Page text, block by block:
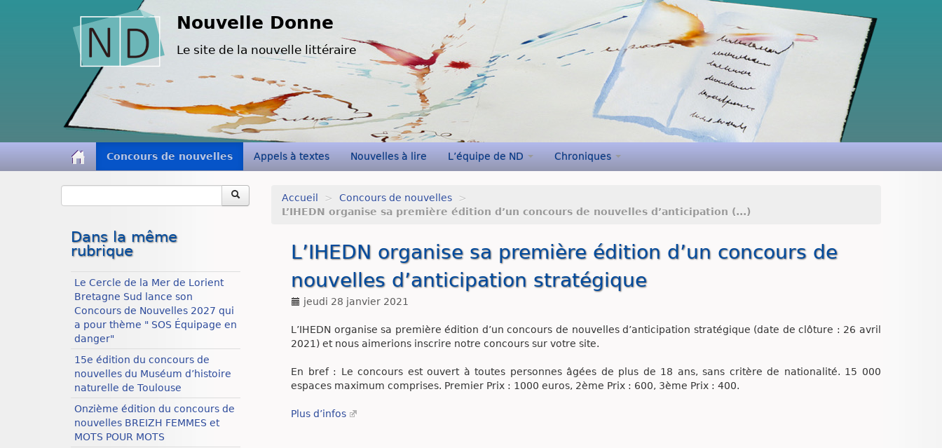
Nouvelle Donne
Le site de la nouvelle littéraire
Concours de nouvelles Appels à textes Nouvelles à lire L’équipe de ND Chroniques
Accueil > Concours de nouvelles
>
L’IHEDN organise sa première édition d’un concours de nouvelles d’anticipation (...)
L’IHEDN organise sa première édition d’un concours de
nouvelles d’anticipation stratégique
jeudi 28 janvier 2021
L’IHEDN organise sa première édition d’un concours de nouvelles d’anticipation stratégique (date de clôture : 26 avril
2021) et nous aimerions inscrire notre concours sur votre site.
En bref : Le concours est ouvert à toutes personnes âgées de plus de 18 ans, sans critère de nationalité. 15 000
espaces maximum comprises. Premier Prix : 1000 euros, 2ème Prix : 600, 3ème Prix : 400.
Plus d’infos
Dans la même
rubrique
Le Cercle de la Mer de Lorient
Bretagne Sud lance son
Concours de Nouvelles 2027 qui
a pour thème " SOS Équipage en
danger"
15e édition du concours de
nouvelles du Muséum d’histoire
naturelle de Toulouse
Onzième édition du concours de
nouvelles BREIZH FEMMES et
MOTS POUR MOTS